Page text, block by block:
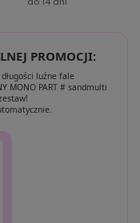
PROMOCJI:
luźne fale
MONO PART # sandmulti